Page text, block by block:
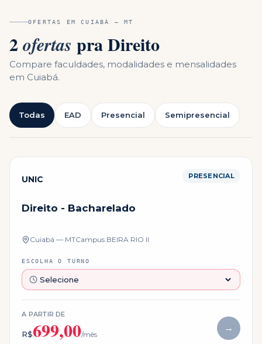
OFERTAS EMCUIABÁ —MT
2ofertas praDireito
Compare faculdades, modalidades e mensalidades
em Cuiabá.
Todas EAD Presencial Semipresencial
UNIC PRESENCIAL
Direito - Bacharelado
Cuiabá — MTCampus BEIRA RIO II
ESCOLHA O TURNO
A PARTIR DE
R$699,00/mês
→